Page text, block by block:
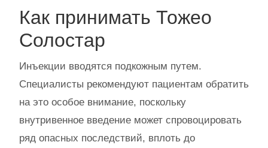
Как принимать Тожео
Солостар
Инъекции вводятся подкожным путем.
Специалисты рекомендуют пациентам обратить
на это особое внимание, поскольку
внутривенное введение может спровоцировать
ряд опасных последствий, вплоть до